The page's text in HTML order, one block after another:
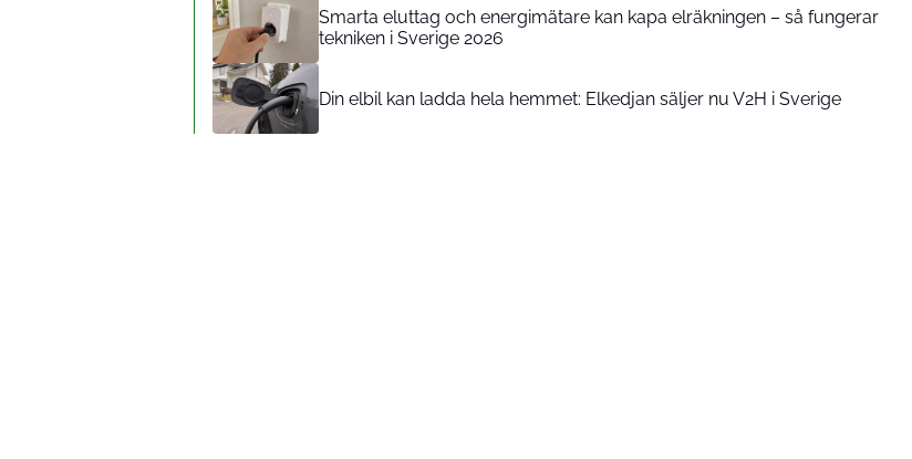
Smarta eluttag och energimätare kan kapa elräkningen – så fungerar
tekniken i Sverige 2026
Din elbil kan ladda hela hemmet: Elkedjan säljer nu V2H i Sverige